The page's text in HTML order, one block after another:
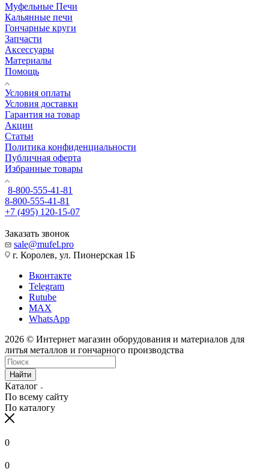
Муфельные Печи
Кальянные печи
Гончарные круги
Запчасти
Аксессуары
Материалы
Помощь
Условия оплаты
Условия доставки
Гарантия на товар
Акции
Статьи
Политика конфиденциальности
Публичная оферта
Избранные товары
8-800-555-41-81
8-800-555-41-81
+7 (495) 120-15-07
Заказать звонок
sale@mufel.pro
г. Королев, ул. Пионерская 1Б
Вконтакте
Telegram
Rutube
MAX
WhatsApp
2026 © Интернет магазин оборудования и материалов для
литья металлов и гончарного производства
Найти
Каталог
По всему сайту
По каталогу
0
0